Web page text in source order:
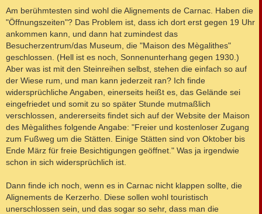
Am berühmtesten sind wohl die Alignements de Carnac. Haben die
"Öffnungszeiten"? Das Problem ist, dass ich dort erst gegen 19 Uhr
ankommen kann, und dann hat zumindest das
Besucherzentrum/das Museum, die "Maison des Mègalithes"
geschlossen. (Hell ist es noch, Sonnenunterhang gegen 1930.)
Aber was ist mit den Steinreihen selbst, stehen die einfach so auf
der Wiese rum, und man kann jederzeit ran? Ich finde
widersprüchliche Angaben, einerseits heißt es, das Gelände sei
eingefriedet und somit zu so später Stunde mutmaßlich
verschlossen, andererseits findet sich auf der Website der Maison
des Mègalithes folgende Angabe: "Freier und kostenloser Zugang
zum Fußweg um die Stätten. Einige Stätten sind von Oktober bis
Ende März für freie Besichtigungen geöffnet." Was ja irgendwie
schon in sich widersprüchlich ist.
Dann finde ich noch, wenn es in Carnac nicht klappen sollte, die
Alignements de Kerzerho. Diese sollen wohl touristisch
unerschlossen sein, und das sogar so sehr, dass man die